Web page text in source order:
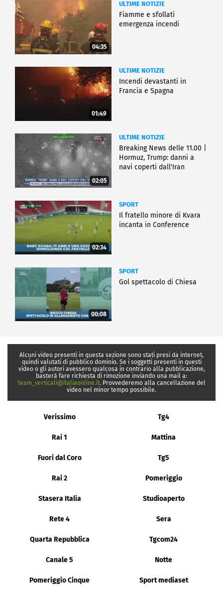
04:35
ULTIME NOTIZIE
Fiamme e sfollati
emergenza incendi
01:49
ULTIME NOTIZIE
Incendi devastanti in
Francia e Spagna
02:05
ULTIME NOTIZIE
Breaking News delle 11.00 |
Hormuz, Trump: danni a
navi coperti dall'Iran
02:34
SPORT
Il fratello minore di Kvara
incanta in Conference
00:08
SPORT
Gol spettacolo di Chiesa
Alcuni video presenti in questa sezione sono stati presi da internet,
quindi valutati di pubblico dominio. Se i soggetti presenti in questi
video o gli autori avessero qualcosa in contrario alla pubblicazione,
basterà fare richiesta di rimozione inviando una mail a:
team_verticali@italiaonline.it. Provvederemo alla cancellazione del
video nel minor tempo possibile.
Verissimo Tg4
Rai 1 Mattina
Fuori dal Coro Tg5
Rai 2 Pomeriggio
Stasera Italia Studioaperto
Rete 4 Sera
Quarta Repubblica Tgcom24
Canale 5 Notte
Pomeriggio Cinque Sport mediaset